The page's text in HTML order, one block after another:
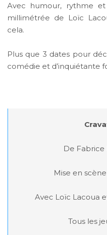
Avec humour, rythme
millimétrée de Loïc
cela.
Plus que 3 dates pour
comédie et d’inquiétante
De Fabrice
Mise en
Avec Loïc Lacoua
Tous les